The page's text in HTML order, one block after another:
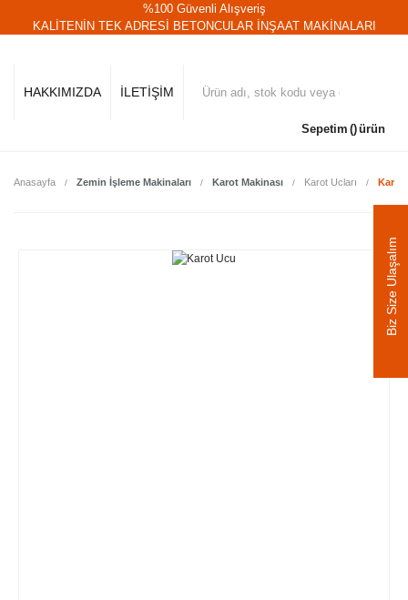
%100 Güvenli Alışveriş
KALİTENİN TEK ADRESİ BETONCULAR İNŞAAT MAKİNALARI
HAKKIMIZDA İLETİŞİM
Sepetim ürün
Anasayfa Zemin İşleme Makinaları Karot Makinası Karot Ucları Karot
Biz Size Ulaşalım